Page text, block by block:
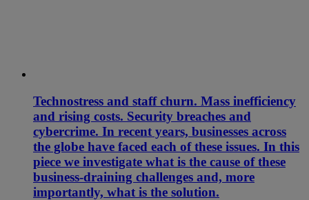
Technostress and staff churn. Mass inefficiency
and rising costs. Security breaches and
cybercrime. In recent years, businesses across
the globe have faced each of these issues. In this
piece we investigate what is the cause of these
business-draining challenges and, more
importantly, what is the solution.